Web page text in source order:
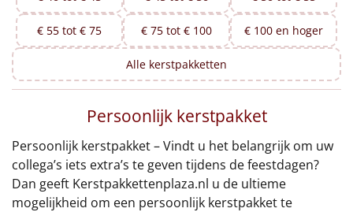
€45 tot €50
€50 tot €55
€75 tot €100
€100 en hoger
€ 55 tot € 75 € 75 tot € 100 € 100 en hoger
Alle kerstpakketten
Persoonlijk kerstpakket
Persoonlijk kerstpakket – Vindt u het belangrijk om uw
collega’s iets extra’s te geven tijdens de feestdagen?
Dan geeft Kerstpakkettenplaza.nl u de ultieme
mogelijkheid om een persoonlijk kerstpakket te